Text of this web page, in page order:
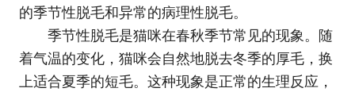
的季节性脱毛和异常的病理性脱毛。
季节性脱毛是猫咪在春秋季节常见的现象。随
着气温的变化，猫咪会自然地脱去冬季的厚毛，换
上适合夏季的短毛。这种现象是正常的生理反应，